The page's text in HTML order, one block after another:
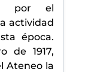
por el
actividad
época.
de 1917,
Ateneo la